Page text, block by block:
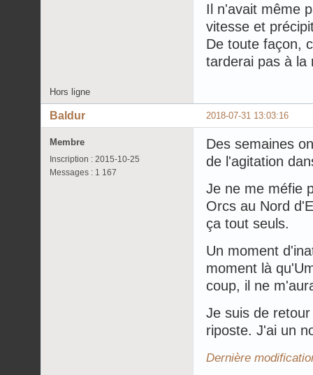
Il n'avait même
vitesse et
De toute façon,
tarderai pas à la
Hors ligne
2018-07-31 13:03:16
Baldur
Membre
Inscription : 2015-10-25
Messages : 1 167
Des semaines
de l'agitation
Je ne me méfie
Orcs au Nord
ça tout seuls.
Un moment
moment là
coup, il ne
Je suis de
riposte. J'ai un
Dernière